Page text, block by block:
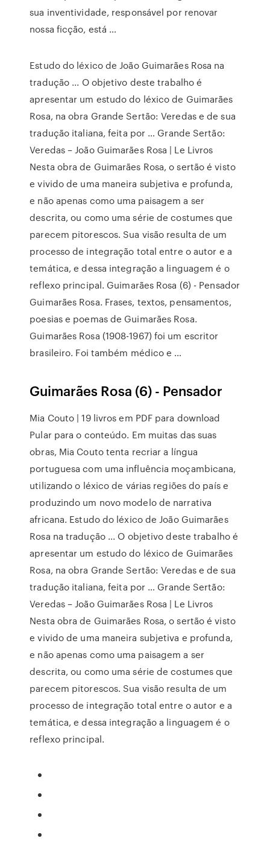
sua inventividade, responsável por renovar
nossa ficção, está …
Estudo do léxico de João Guimarães Rosa na
tradução ... O objetivo deste trabalho é
apresentar um estudo do léxico de Guimarães
Rosa, na obra Grande Sertão: Veredas e de sua
tradução italiana, feita por … Grande Sertão:
Veredas – João Guimarães Rosa | Le Livros
Nesta obra de Guimarães Rosa, o sertão é visto
e vivido de uma maneira subjetiva e profunda,
e não apenas como uma paisagem a ser
descrita, ou como uma série de costumes que
parecem pitorescos. Sua visão resulta de um
processo de integração total entre o autor e a
temática, e dessa integração a linguagem é o
reflexo principal. Guimarães Rosa (6) - Pensador
Guimarães Rosa. Frases, textos, pensamentos,
poesias e poemas de Guimarães Rosa.
Guimarães Rosa (1908-1967) foi um escritor
brasileiro. Foi também médico e …
Guimarães Rosa (6) - Pensador
Mia Couto | 19 livros em PDF para download
Pular para o conteúdo. Em muitas das suas
obras, Mia Couto tenta recriar a língua
portuguesa com uma influência moçambicana,
utilizando o léxico de várias regiões do país e
produzindo um novo modelo de narrativa
africana. Estudo do léxico de João Guimarães
Rosa na tradução ... O objetivo deste trabalho é
apresentar um estudo do léxico de Guimarães
Rosa, na obra Grande Sertão: Veredas e de sua
tradução italiana, feita por … Grande Sertão:
Veredas – João Guimarães Rosa | Le Livros
Nesta obra de Guimarães Rosa, o sertão é visto
e vivido de uma maneira subjetiva e profunda,
e não apenas como uma paisagem a ser
descrita, ou como uma série de costumes que
parecem pitorescos. Sua visão resulta de um
processo de integração total entre o autor e a
temática, e dessa integração a linguagem é o
reflexo principal.